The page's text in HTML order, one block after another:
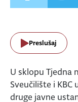
Preslušaj
U sklopu Tjedna
Sveučilište i KBC
druge javne